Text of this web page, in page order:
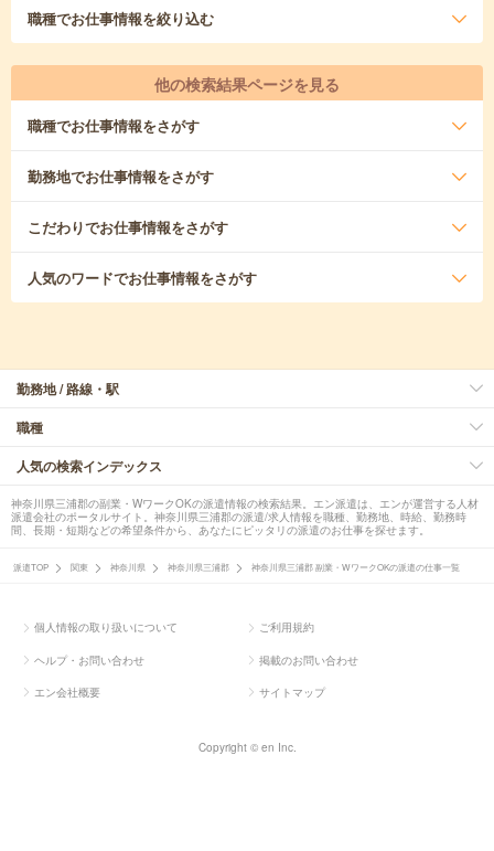
職種でお仕事情報を絞り込む
他の検索結果ページを見る
職種でお仕事情報をさがす
勤務地でお仕事情報をさがす
こだわりでお仕事情報をさがす
人気のワードでお仕事情報をさがす
勤務地 / 路線・駅
職種
人気の検索インデックス
神奈川県三浦郡の副業・WワークOKの派遣情報の検索結果。エン派遣は、エンが運営する人材
派遣会社のポータルサイト。神奈川県三浦郡の派遣/求人情報を職種、勤務地、時給、勤務時
間、長期・短期などの希望条件から、あなたにピッタリの派遣のお仕事を探せます。
派遣TOP 関東 神奈川県 神奈川県三浦郡 神奈川県三浦郡 副業・WワークOKの派遣の仕事一覧
個人情報の取り扱いについて ご利用規約
ヘルプ・お問い合わせ 掲載のお問い合わせ
エン会社概要 サイトマップ
Copyright © en Inc.